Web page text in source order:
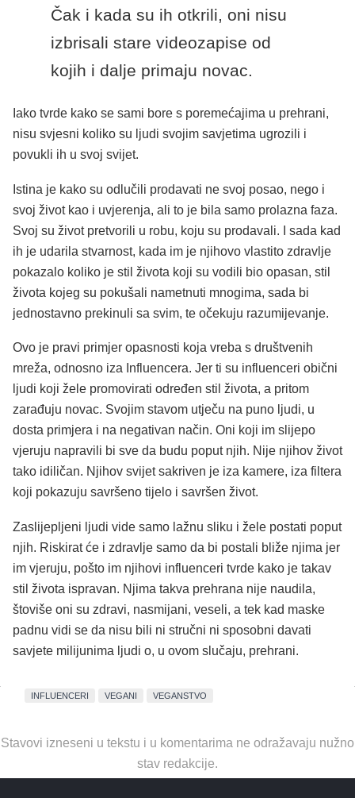
Čak i kada su ih otkrili, oni nisu
izbrisali stare videozapise od
kojih i dalje primaju novac.
Iako tvrde kako se sami bore s poremećajima u prehrani,
nisu svjesni koliko su ljudi svojim savjetima ugrozili i
povukli ih u svoj svijet.
Istina je kako su odlučili prodavati ne svoj posao, nego i
svoj život kao i uvjerenja, ali to je bila samo prolazna faza.
Svoj su život pretvorili u robu, koju su prodavali. I sada kad
ih je udarila stvarnost, kada im je njihovo vlastito zdravlje
pokazalo koliko je stil života koji su vodili bio opasan, stil
života kojeg su pokušali nametnuti mnogima, sada bi
jednostavno prekinuli sa svim, te očekuju razumijevanje.
Ovo je pravi primjer opasnosti koja vreba s društvenih
mreža, odnosno iza Influencera. Jer ti su influenceri obični
ljudi koji žele promovirati određen stil života, a pritom
zarađuju novac. Svojim stavom utječu na puno ljudi, u
dosta primjera i na negativan način. Oni koji im slijepo
vjeruju napravili bi sve da budu poput njih. Nije njihov život
tako idiličan. Njihov svijet sakriven je iza kamere, iza filtera
koji pokazuju savršeno tijelo i savršen život.
Zaslijepljeni ljudi vide samo lažnu sliku i žele postati poput
njih. Riskirat će i zdravlje samo da bi postali bliže njima jer
im vjeruju, pošto im njihovi influenceri tvrde kako je takav
stil života ispravan. Njima takva prehrana nije naudila,
štoviše oni su zdravi, nasmijani, veseli, a tek kad maske
padnu vidi se da nisu bili ni stručni ni sposobni davati
savjete milijunima ljudi o, u ovom slučaju, prehrani.
INFLUENCERI VEGANI VEGANSTVO
Stavovi izneseni u tekstu i u komentarima ne odražavaju nužno
stav redakcije.